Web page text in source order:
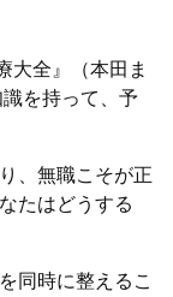
大全』（本田ま
を持って、予
、無職こそが正
たはどうする
同時に整えるこ